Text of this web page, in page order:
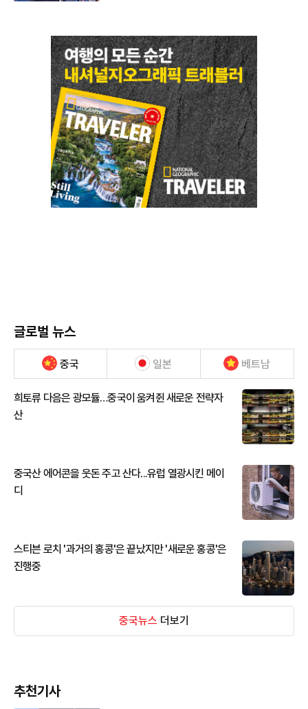
글로벌 뉴스
중국 일본 베트남
희토류 다음은 광모듈…중국이 움켜쥔 새로운 전략자
산
중국산 에어콘을 웃돈 주고 산다...유럽 열광시킨 메이
디
스티븐 로치 '과거의 홍콩'은 끝났지만 '새로운 홍콩'은
진행중
중국뉴스 더보기
추천기사